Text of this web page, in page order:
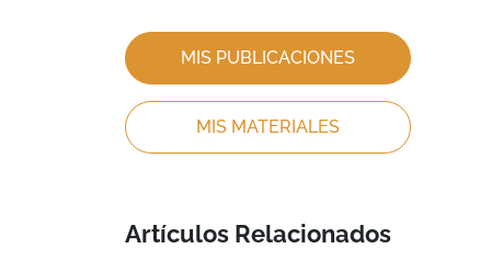
MIS PUBLICACIONES
MIS MATERIALES
Artículos Relacionados